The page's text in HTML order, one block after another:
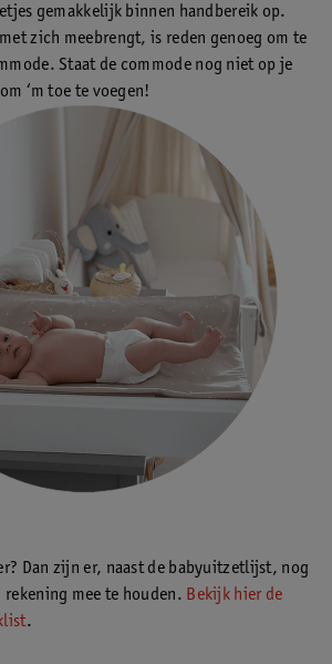
gemakkelijk binnen handbereik op.
zich meebrengt, is reden genoeg om te
Staat de commode nog niet op je
‘m toe te voegen!
Dan zijn er, naast de babyuitzetlijst, nog
rekening mee te houden. Bekijk hier de
.